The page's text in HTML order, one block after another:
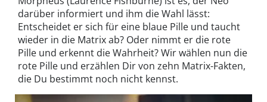
darüber informiert und ihm die Wahl lässt:
Entscheidet er sich für eine blaue Pille und taucht
wieder in die Matrix ab? Oder nimmt er die rote
Pille und erkennt die Wahrheit? Wir wählen nun die
rote Pille und erzählen Dir von zehn Matrix-Fakten,
die Du bestimmt noch nicht kennst.